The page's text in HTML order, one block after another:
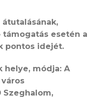
esetén a
pontos idejét.
helye, módja: A
Szeghalom,